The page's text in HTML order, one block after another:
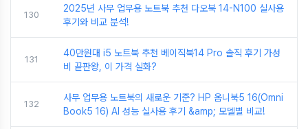
130
2025년 사무 업무용 노트북 추천 다오북 14-N100 실사용
후기와 비교 분석!
131
40만원대 i5 노트북 추천 베이직북14 Pro 솔직 후기 가성
비 끝판왕, 이 가격 실화?
132
사무 업무용 노트북의 새로운 기준? HP 옴니북5 16(Omni
Book5 16) AI 성능 실사용 후기 &amp; 모델별 비교!